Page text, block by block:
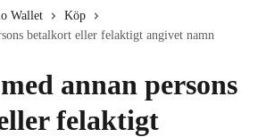
Wallet
Köp
betalkort eller felaktigt angivet namn
annan persons
felaktigt